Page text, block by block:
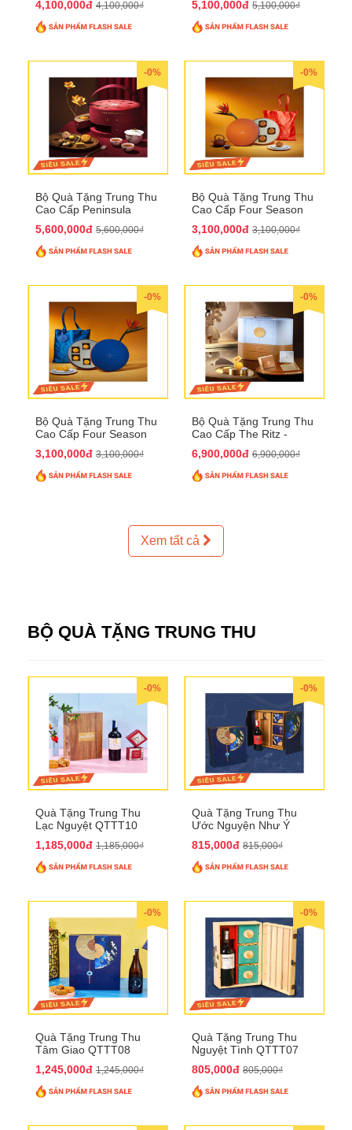
4,100,000đ 4,100,000₫ 5,100,000đ 5,100,000₫
-0%
Bộ Quà Tặng Trung Thu
Cao Cấp Peninsula
5,600,000đ 5,600,000₫
-0%
Bộ Quà Tặng Trung Thu
Cao Cấp Four Season
3,100,000đ 3,100,000₫
-0%
Bộ Quà Tặng Trung Thu
Cao Cấp Four Season
3,100,000đ 3,100,000₫
-0%
Bộ Quà Tặng Trung Thu
Cao Cấp The Ritz -
6,900,000đ 6,900,000₫
Xem tất cả
BỘ QUÀ TẶNG TRUNG THU
-0%
Quà Tặng Trung Thu
Lạc Nguyệt QTTT10
1,185,000đ 1,185,000₫
-0%
Quà Tặng Trung Thu
Ước Nguyện Như Ý
815,000đ 815,000₫
-0%
Quà Tặng Trung Thu
Tâm Giao QTTT08
1,245,000đ 1,245,000₫
-0%
Quà Tặng Trung Thu
Nguyệt Tình QTTT07
805,000đ 805,000₫